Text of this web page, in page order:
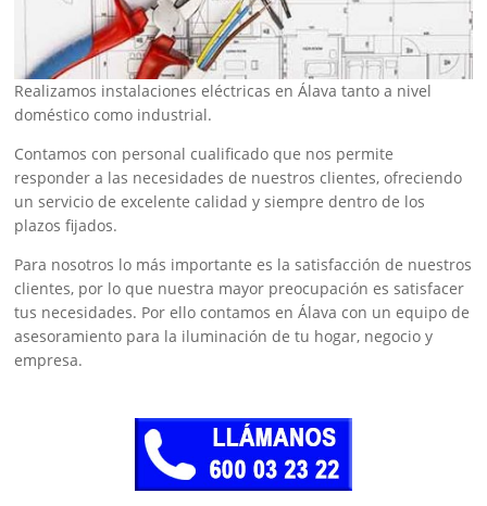
Realizamos instalaciones eléctricas en Álava tanto a nivel
doméstico como industrial.
Contamos con personal cualificado que nos permite
responder a las necesidades de nuestros clientes, ofreciendo
un servicio de excelente calidad y siempre dentro de los
plazos fijados.
Para nosotros lo más importante es la satisfacción de nuestros
clientes, por lo que nuestra mayor preocupación es satisfacer
tus necesidades. Por ello contamos en Álava con un equipo de
asesoramiento para la iluminación de tu hogar, negocio y
empresa.